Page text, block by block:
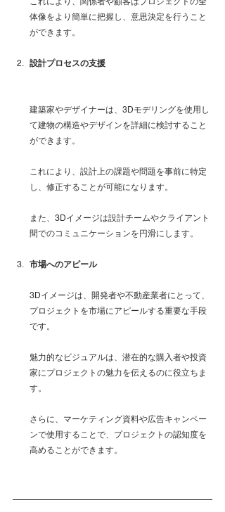
体像をより簡単に把握し、意思決定を行うこと
ができます。
設計プロセスの支援
建築家やデザイナーは、3Dモデリングを使用し
て建物の構造やデザインを詳細に検討すること
ができます。
これにより、設計上の課題や問題を事前に特定
し、修正することが可能になります。
また、3Dイメージは設計チームやクライアント
間でのコミュニケーションを円滑にします。
市場へのアピール
3Dイメージは、開発者や不動産業者にとって、
プロジェクトを市場にアピールする重要な手段
です。
魅力的なビジュアルは、潜在的な購入者や投資
家にプロジェクトの魅力を伝えるのに役立ちま
す。
さらに、マーケティング資料や広告キャンペー
ンで使用することで、プロジェクトの認知度を
高めることができます。